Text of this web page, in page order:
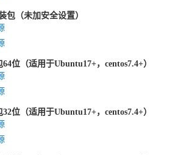
包（未加安全设置）
位（适用于Ubuntu17+，centos7.4+）
位（适用于Ubuntu17+，centos7.4+）